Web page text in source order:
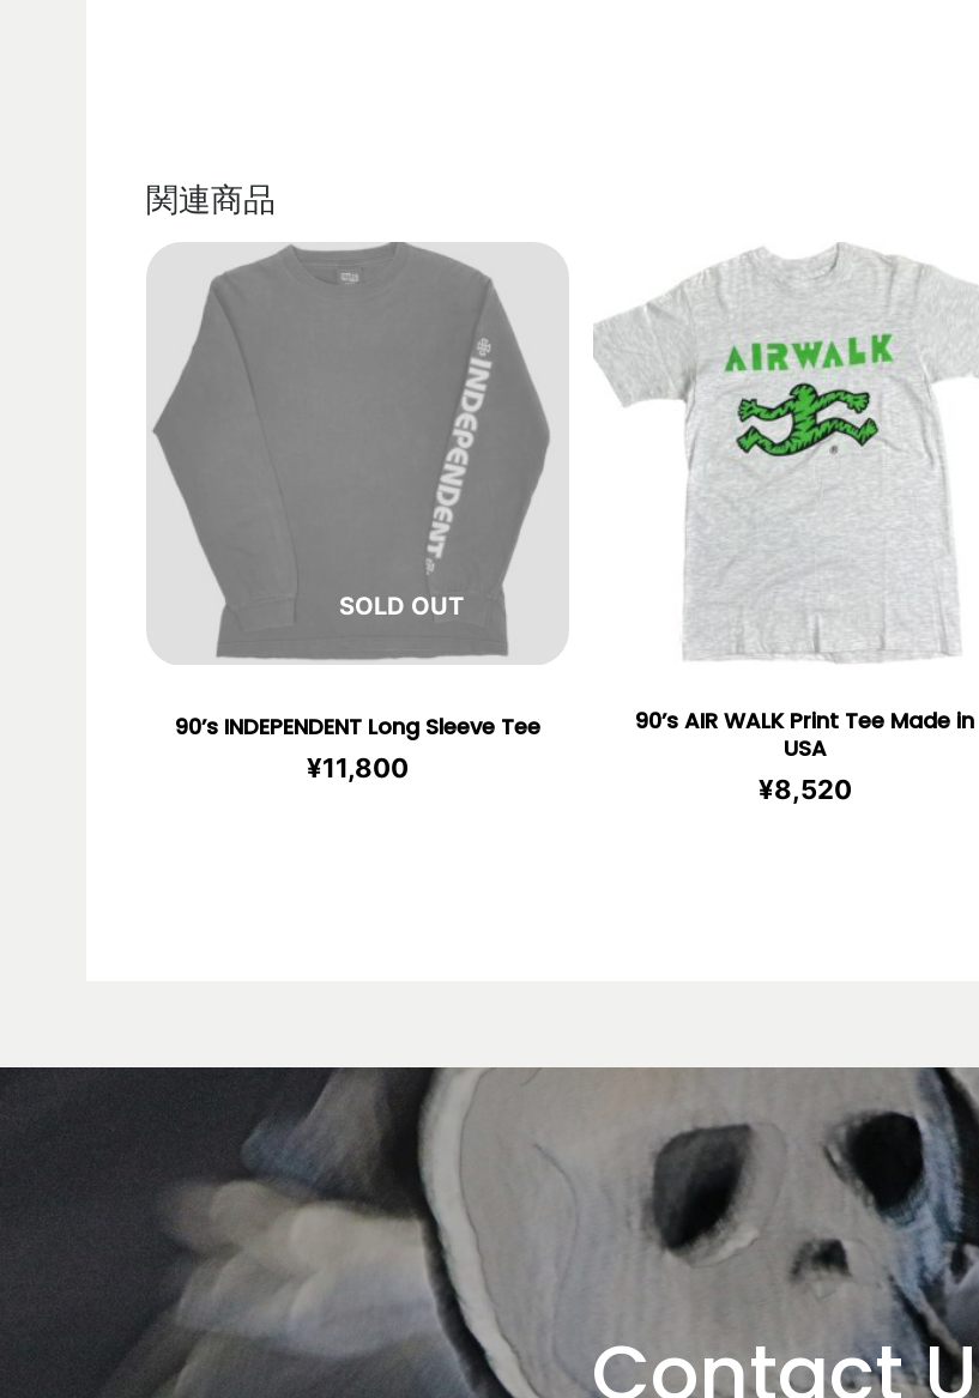
関連商品
90’s INDEPENDENT Long Sleeve Tee
¥11,800
90’s AIR WALK Print Tee Made in
USA
¥8,520
Contact